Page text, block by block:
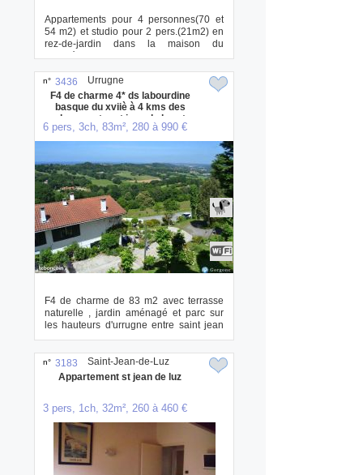
Appartements pour 4 personnes(70 et
54 m2) et studio pour 2 pers.(21m2) en
rez-de-jardin dans la maison du
propriétaire....
n° 3436
F4 de charme 4* ds labourdine
basque du xviiè à 4 kms des
plages entre st jean de luz et
hendaye
6 pers, 3ch, 83m², 280 à 990 €
F4 de charme de 83 m2 avec terrasse
naturelle , jardin aménagé et parc sur
les hauteurs d'urrugne entre saint jean
de l...
Urrugne
n° 3183
Appartement st jean de luz
3 pers, 1ch, 32m², 260 à 460 €
Saint-Jean-de-Luz